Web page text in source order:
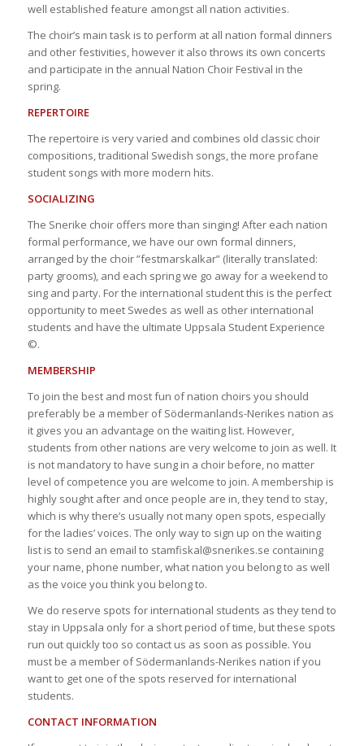
well established feature amongst all nation activities.
The choir’s main task is to perform at all nation formal dinners
and other festivities, however it also throws its own concerts
and participate in the annual Nation Choir Festival in the
spring.
REPERTOIRE
The repertoire is very varied and combines old classic choir
compositions, traditional Swedish songs, the more profane
student songs with more modern hits.
SOCIALIZING
The Snerike choir offers more than singing! After each nation
formal performance, we have our own formal dinners,
arranged by the choir ”festmarskalkar” (literally translated:
party grooms), and each spring we go away for a weekend to
sing and party. For the international student this is the perfect
opportunity to meet Swedes as well as other international
students and have the ultimate Uppsala Student Experience
©.
MEMBERSHIP
To join the best and most fun of nation choirs you should
preferably be a member of Södermanlands-Nerikes nation as
it gives you an advantage on the waiting list. However,
students from other nations are very welcome to join as well. It
is not mandatory to have sung in a choir before, no matter
level of competence you are welcome to join. A membership is
highly sought after and once people are in, they tend to stay,
which is why there’s usually not many open spots, especially
for the ladies’ voices. The only way to sign up on the waiting
list is to send an email to stamfiskal@snerikes.se containing
your name, phone number, what nation you belong to as well
as the voice you think you belong to.
We do reserve spots for international students as they tend to
stay in Uppsala only for a short period of time, but these spots
run out quickly too so contact us as soon as possible. You
must be a member of Södermanlands-Nerikes nation if you
want to get one of the spots reserved for international
students.
CONTACT INFORMATION